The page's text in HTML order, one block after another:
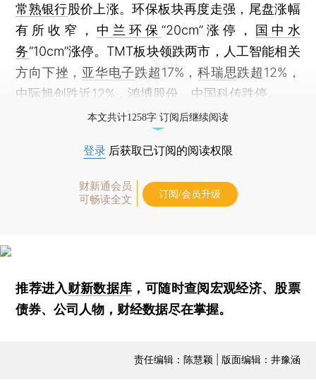
常熟银行股价上涨。环保板块再度走强，尾盘涨幅
有所收窄， 中兰环保 “20cm”涨停，
国中水
务“10cm”涨停。TMT板块领跌两市，人工智能相关
方向下挫， 亚华电子跌超17%，科瑞思跌超12%，
中际旭创跌近12%，鸿博股份 中国科传跌停。
本文共计1258字 订阅后继续阅读
登录 后获取已订阅的阅读权限
财新通会员
可畅读全文
订阅/会员升级
推荐进入财新数据库 ，可随时查阅宏观经济、股票
债券、公司人物，财经数据尽在掌握。
责任编辑：陈慧颖 | 版面编辑：井豫涵